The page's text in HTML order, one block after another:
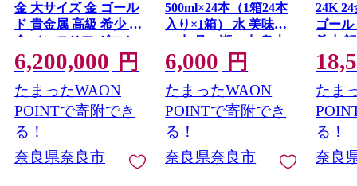
金 大サイズ 金 ゴール
ド 貴金属 高級 希少 記
念 インテリア ギフト
プレゼント 贈り物 贈
答用 合同会社工藝舎
奈良県 奈良市
6,200,000 円
たまったWAON
POINTで寄附でき
る！
奈良県奈良市
500ml×24本（1箱24本
入り×1箱） 水 美味し
い水 月ヶ瀬の水 奥大
和の銘水24本セット
シリカ水 軟水 賞味期
限2年 長期間保存可能
永伸商事株式会社
6,000 円
たまったWAON
POINTで寄附でき
る！
奈良県奈良市
24K
ゴー
希少
ギフ
り物
工藝
たま
る！
奈良